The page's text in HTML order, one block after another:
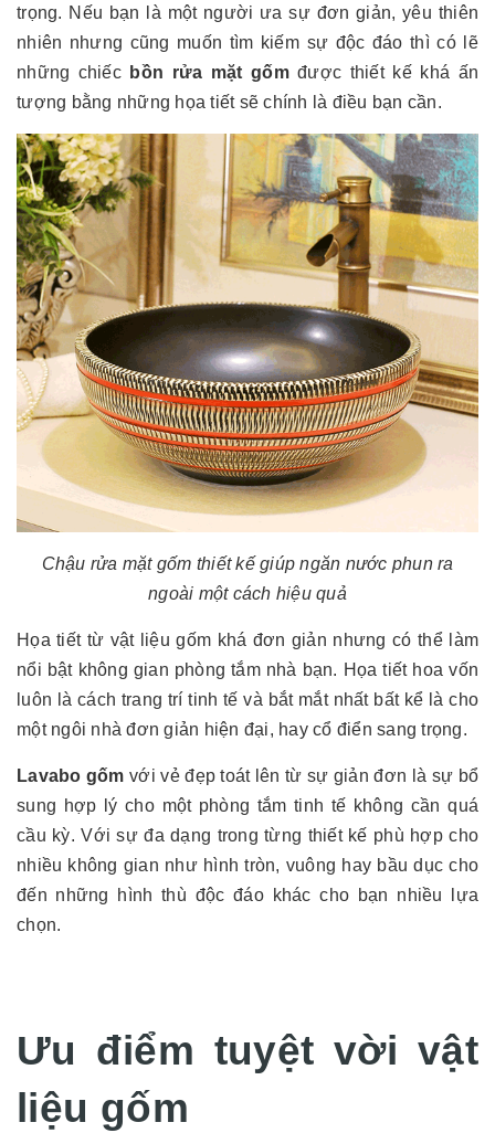
trọng. Nếu bạn là một người ưa sự đơn giản, yêu thiên
nhiên nhưng cũng muốn tìm kiếm sự độc đáo thì có lẽ
những chiếc bồn rửa mặt gốmđược thiết kế khá ấn
tượng bằng những họa tiết sẽ chính là điều bạn cần.
Chậu rửa mặt gốm thiết kế giúp ngăn nước phun ra
ngoài một cách hiệu quả
Họa tiết từ vật liệu gốm khá đơn giản nhưng có thể làm
nổi bật không gian phòng tắm nhà bạn. Họa tiết hoa vốn
luôn là cách trang trí tinh tế và bắt mắt nhất bất kể là cho
một ngôi nhà đơn giản hiện đại, hay cổ điển sang trọng.
Lavabo gốm với vẻ đẹp toát lên từ sự giản đơn là sự bổ
sung hợp lý cho một phòng tắm tinh tế không cần quá
cầu kỳ. Với sự đa dạng trong từng thiết kế phù hợp cho
nhiều không gian như hình tròn, vuông hay bầu dục cho
đến những hình thù độc đáo khác cho bạn nhiều lựa
chọn.
Ưu điểm tuyệt vời vật
liệu gốm